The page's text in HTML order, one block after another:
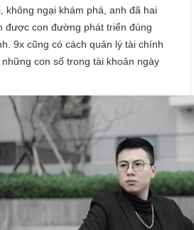
không ngại khám phá, anh đã hai
được con đường phát triển đúng
9x cũng có cách quản lý tài chính
con số trong tài khoản ngày